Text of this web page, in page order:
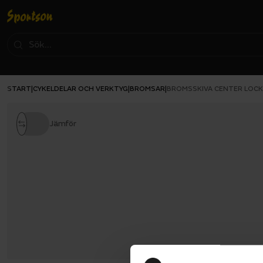
START CYKELDELAR OCH VERKTYG BROMSAR BROMSSKIVA CENTER
Jämför